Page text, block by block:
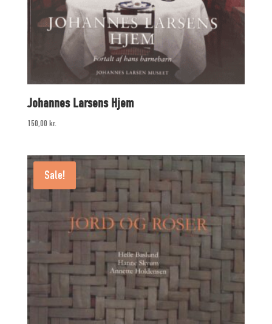
Johannes Larsens Hjem
150,00 kr.
Sale!